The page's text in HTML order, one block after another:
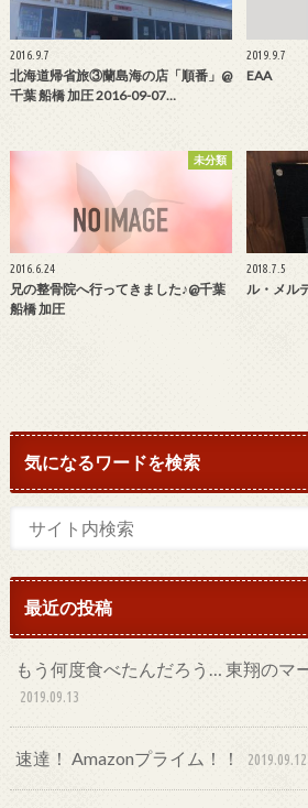
2016.9.7
北海道帰省旅③蘭島海の店「順番」@
千葉 船橋 加圧 2016-09-07…
2019.9.7
EAA
未分類
2016.6.24
兄の整骨院へ行ってきました♪@千葉
船橋 加圧
2018.7.5
ル・メル
気になるワードを検索
最近の投稿
もう何度食べたんだろう… 東翔のマ
2019.09.13
速達！ Amazonプライム！！ 2019.09.12